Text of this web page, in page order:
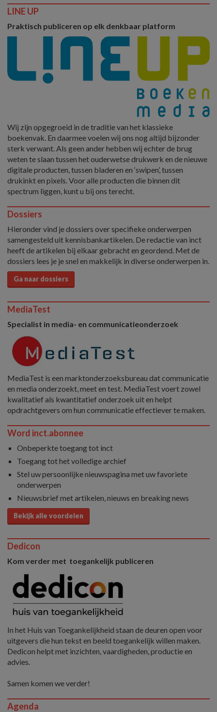
LINE UP
Praktisch publiceren op elk denkbaar platform
Wij zijn opgegroeid in de traditie van het klassieke
boekenvak. En daarmee voelen wij ons nog altijd bijzonder
sterk verwant. Als geen ander hebben wij echter de brug
weten te slaan tussen het ouderwetse drukwerk en de nieuwe
digitale producten, tussen bladeren en ‘swipen’, tussen
drukinkt en pixels. Voor alle producten die binnen dit
spectrum liggen, kunt u bij ons terecht.
Dossiers
Hieronder vind je dossiers over specifieke onderwerpen
samengesteld uit kennisbankartikelen. De redactie van inct
heeft de artikelen bij elkaar gebracht en geordend. Met de
dossiers lees je je snel en makkelijk in diverse onderwerpen in.
Ga naar dossiers
MediaTest
Specialist in media- en communicatieonderzoek
MediaTest is een marktonderzoeksbureau dat communicatie
en media onderzoekt, meet en test. MediaTest voert zowel
kwalitatief als kwantitatief onderzoek uit en helpt
opdrachtgevers om hun communicatie effectiever te maken.
Word inct.abonnee
Onbeperkte toegang tot inct
Toegang tot het volledige archief
Stel uw persoonlijke nieuwspagina met uw favoriete
onderwerpen
Nieuwsbrief met artikelen, nieuws en breaking news
Bekijk alle voordelen
Dedicon
Kom verder met toegankelijk publiceren
In het Huis van Toegankelijkheid staan de deuren open voor
uitgevers die hun tekst en beeld toegankelijk willen maken.
Dedicon helpt met inzichten, vaardigheden, productie en
advies.
Samen komen we verder!
Agenda